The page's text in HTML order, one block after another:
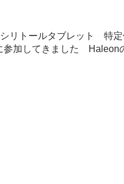
リトールタブレット 特定
参加してきました Haleon